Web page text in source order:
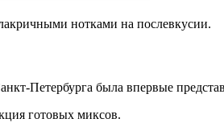
нотками на послевкусии.
Петербурга была впервые
готовых миксов.